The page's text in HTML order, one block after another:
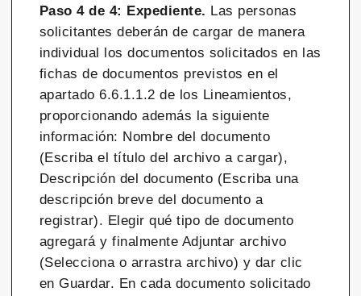
Paso 4 de 4: Expediente. Las personas
solicitantes deberán de cargar de manera
individual los documentos solicitados en las
fichas de documentos previstos en el
apartado 6.6.1.1.2 de los Lineamientos,
proporcionando además la siguiente
información: Nombre del documento
(Escriba el título del archivo a cargar),
Descripción del documento (Escriba una
descripción breve del documento a
registrar). Elegir qué tipo de documento
agregará y finalmente Adjuntar archivo
(Selecciona o arrastra archivo) y dar clic
en Guardar. En cada documento solicitado